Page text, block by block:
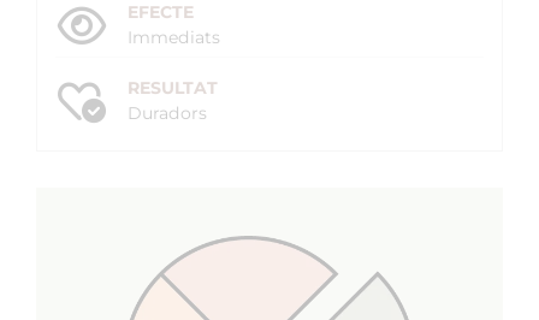
EFECTE
Immediats
RESULTAT
Duradors